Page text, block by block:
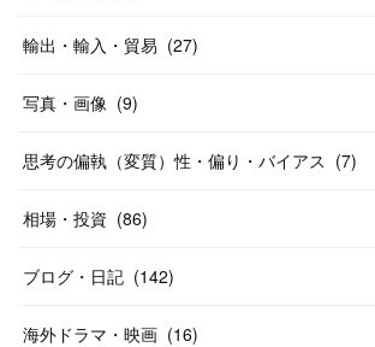
輸出・輸入・貿易 (27)
写真・画像 (9)
思考の偏執（変質）性・偏り・バイアス (7)
相場・投資 (86)
ブログ・日記 (142)
海外ドラマ・映画 (16)